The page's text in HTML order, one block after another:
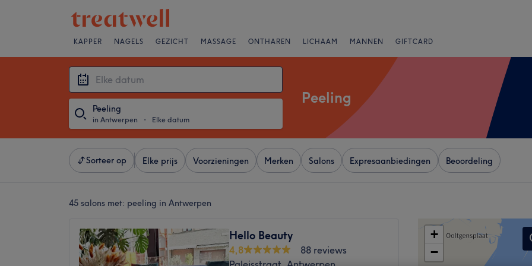
KAPPER NAGELS GEZICHT MASSAGE ONTHAREN LICHAAM MANNEN GIFTCARD
Peeling
in Antwerpen ・ Elke datum
Peeling
Sorteer op Elke prijs Voorzieningen Merken Salons Expresaanbiedingen Beoordeling
45 salons met: peeling in Antwerpen
Hello Beauty
4,8
88 reviews
+
−